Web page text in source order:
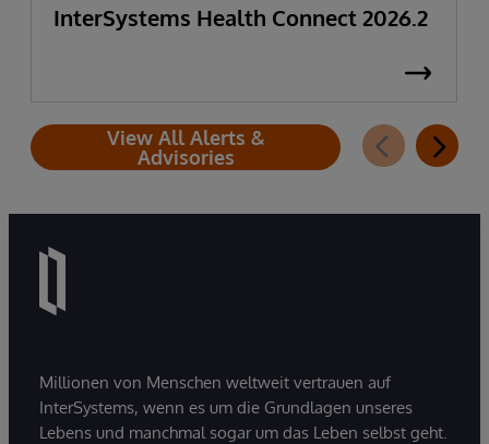
InterSystems Health Connect 2026.2
View All Alerts &
Advisories
Millionen von Menschen weltweit vertrauen auf
InterSystems, wenn es um die Grundlagen unseres
Lebens und manchmal sogar um das Leben selbst geht.